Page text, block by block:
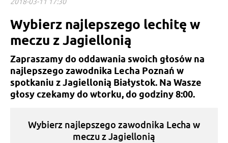
Wybierz najlepszego lechitę w
meczu z Jagiellonią
Zapraszamy do oddawania swoich głosów na
najlepszego zawodnika Lecha Poznań w
spotkaniu z Jagiellonią Białystok. Na Wasze
głosy czekamy do wtorku, do godziny 8:00.
Wybierz najlepszego zawodnika Lecha w
meczu z Jagiellonią